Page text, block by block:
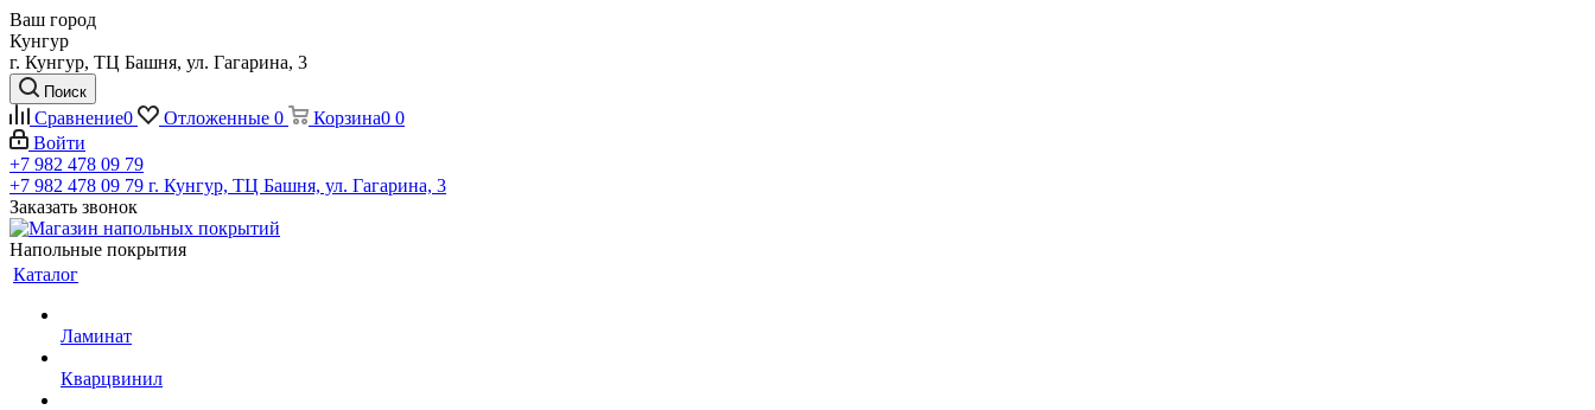
Ваш город
Кунгур
г. Кунгур, ТЦ Башня, ул. Гагарина, 3
Поиск
Сравнение0 Отложенные 0 Корзина0 0
Войти
+7 982 478 09 79
+7 982 478 09 79 г. Кунгур, ТЦ Башня, ул. Гагарина, 3
Заказать звонок
Напольные покрытия
Каталог
Ламинат
Кварцвинил